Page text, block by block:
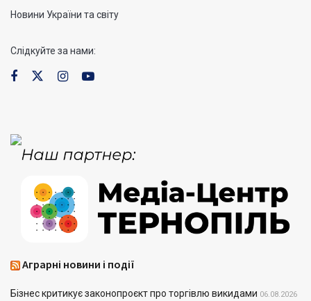
Новини України та світу
Слідкуйте за нами:
Аграрні новини і події
Бізнес критикує законопроєкт про торгівлю викидами 06.08.2026